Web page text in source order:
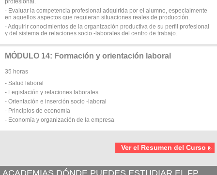
- Evaluar la competencia profesional adquirida por el alumno, especialmente
en aquellos aspectos que requieran situaciones reales de producción.
- Adquirir conocimientos de la organización productiva de su perfil profesional
y del sistema de relaciones socio -laborales del centro de trabajo.
MÓDULO 14: Formación y orientación laboral
35 horas
- Salud laboral
- Legislación y relaciones laborales
- Orientación e inserción socio -laboral
- Principios de economía
- Economía y organización de la empresa
Ver el Resumen del Curso
ACADEMIAS DÓNDE PUEDES ESTUDIAR EL FP